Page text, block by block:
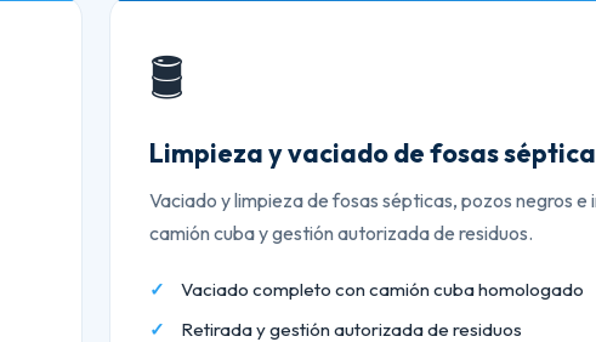
🛢️
Limpieza y vaciado de fosas
Vaciado y limpieza de fosas sépticas, pozos negros e
camión cuba y gestión autorizada de residuos.
Vaciado completo con camión cuba homologado
Retirada y gestión autorizada de residuos